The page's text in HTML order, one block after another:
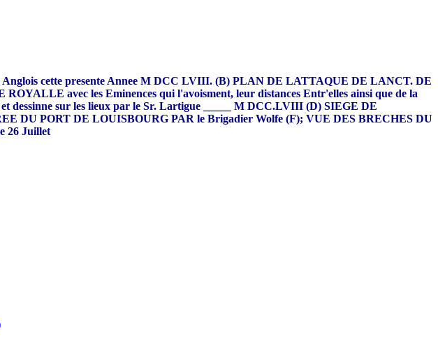
cette presente Annee M DCC LVIII. (B) PLAN DE LATTAQUE DE LANCT. DE
avec les Eminences qui l'avoisment, leur distances Entr'elles ainsi que de la
et dessinne sur les lieux par le Sr. Lartigue _____ M DCC.LVIII (D) SIEGE DE
PORT DE LOUISBOURG PAR le Brigadier Wolfe (F); VUE DES BRECHES DU
26 Juillet